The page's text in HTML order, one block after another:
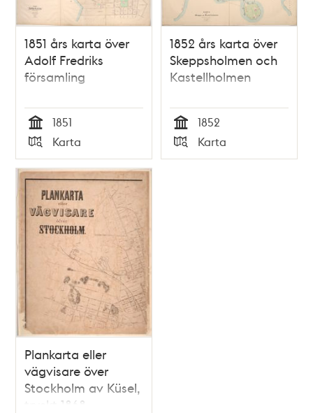
1851 års karta över
Adolf Fredriks
församling
Tid
1851
Typ
Karta
1852 års karta över
Skeppsholmen och
Kastellholmen
Tid
1852
Typ
Karta
Plankarta eller
vägvisare över
Stockholm av Küsel,
tryckt 1868